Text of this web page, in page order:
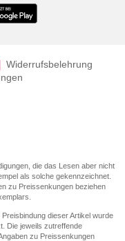
Widerrufsbelehrung
die das Lesen aber nicht
als solche gekennzeichnet.
zu Preissenkungen beziehen
dieser Artikel wurde
Die jeweils zutreffende
zu Preissenkungen